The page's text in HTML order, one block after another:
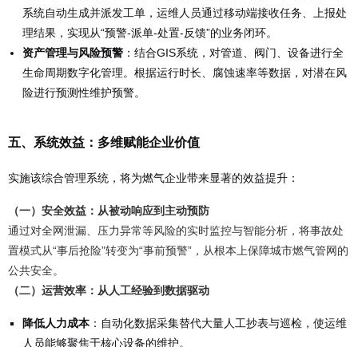
系统自动生成并派发工单，运维人员通过移动端接收任务、上报处
理结果，实现从“预警-派单-处置-反馈”的业务闭环。
资产管理与风险预警 ：结合GIS系统，对管道、阀门、设备进行全
生命周期数字化管理。根据运行时长、腐蚀速率等数据，对潜在风
险进行预测性维护预警。
五、系统效益：多维赋能企业价值
实施该综合管理系统，将为燃气企业带来显著的效益提升：
（一）安全效益：从被动响应到主动预防
通过对全网泄漏、压力异常等风险的实时监控与智能分析，将事故处
置模式从“事后抢险”转变为“事前预警”，从根本上保障城市燃气管网的
公共安全。
（二）运营效率：从人工经验到数据驱动
降低人力成本：自动化数据采集替代大量人工抄表与巡检，使运维
人员能够聚焦于核心设备的维护。